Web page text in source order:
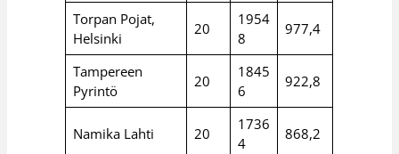
Torpan Pojat,
Helsinki
20
1954
8
977,4
Tampereen
Pyrintö
20
1845
6
922,8
Namika Lahti 20
1736
4
868,2